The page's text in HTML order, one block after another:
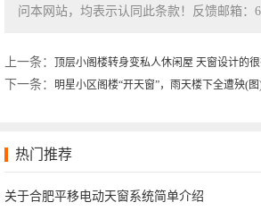
问本网站，均表示认同此条款！反馈邮箱：
上一条： 顶层小阁楼转身变私人休闲屋 天窗设计的
下一条： 明星小区阁楼“开天窗”，雨天楼下全遭殃(图
热门推荐
关于合肥平移电动天窗系统简单介绍